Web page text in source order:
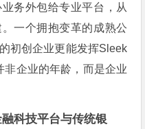
务外包给专业平台，从
一个拥抱变革的成熟公
初创企业更能发挥Sleek
企业的年龄，而是企业
科技平台与传统银